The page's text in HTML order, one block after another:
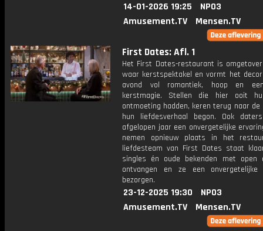
14-01-2026 19:25
NPO3
Amusement.TV
Mensen.TV
First Dates: Afl. 1
Het First Dates-restaurant is
waar kerstspektakel en vormt het
avond vol romantiek, hoop en
kerstmagie. Stellen die hier ooit
ontmoeting hadden, keren terug naar de
hun liefdesverhaal begon. Ook
afgelopen jaar een onvergetelijke
nemen opnieuw plaats in het
liefdesteam van First Dates staat
singles én oude bekenden met open
ontvangen en ze een
bezorgen.
23-12-2025 19:30
NPO3
Amusement.TV
Mensen.TV